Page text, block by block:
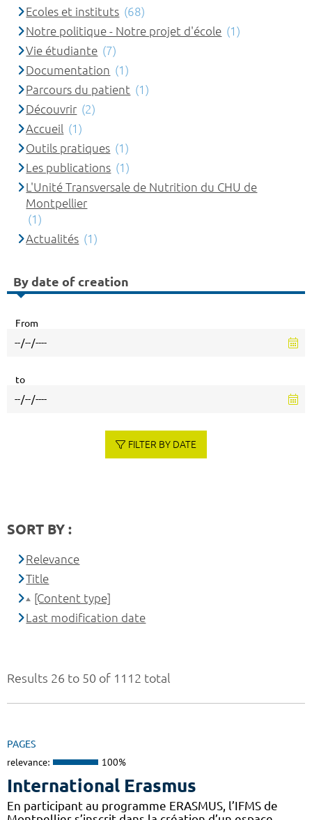
Results 26 to 50 of 1112 total
PAGES
relevance: 100%
International Erasmus
En participant au programme ERASMUS, l’IFMS de
Ecoles et instituts (68)
Notre politique - Notre projet d'école (1)
Vie étudiante (7)
Documentation (1)
Parcours du patient (1)
Découvrir (2)
Accueil (1)
Outils pratiques (1)
Les publications (1)
L'Unité Transversale de Nutrition du CHU de
Montpellier
(1)
Actualités (1)
By date of creation
From
to
FILTER BY DATE
SORT BY :
Relevance
Title
[Content type]
Last modification date